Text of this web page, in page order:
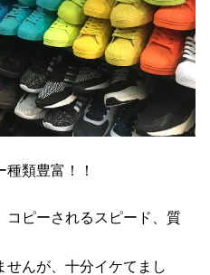
類豊富！！
コピーされるスピード、質
せんが、十分イケてまし